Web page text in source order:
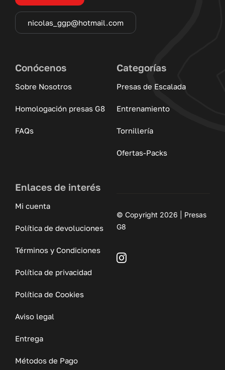
nicolas_ggp@hotmail.com
Conócenos
Sobre Nosotros
Homologación presas G8
FAQs
Categorías
Presas de Escalada
Entrenamiento
Tornillería
Ofertas-Packs
Enlaces de interés
Mi cuenta
Política de devoluciones
Términos y Condiciones
Política de privacidad
Política de Cookies
Aviso legal
Entrega
Métodos de Pago
© Copyright 2026 | Presas
G8